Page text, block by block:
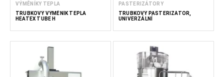
VÝMĚNÍKY TEPLA
TRUBKOVÝ VÝMĚNÍK TEPLA
HEATEX TUBE H
PASTERIZÁTORY
TRUBKOVÝ PASTERIZÁTOR,
UNIVERZÁLNÍ